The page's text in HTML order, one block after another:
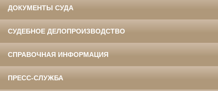
ДОКУМЕНТЫ СУДА
СУДЕБНОЕ ДЕЛОПРОИЗВОДСТВО
СПРАВОЧНАЯ ИНФОРМАЦИЯ
ПРЕСС-СЛУЖБА